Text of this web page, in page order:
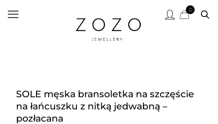
0
SOLE męska bransoletka na szczęście
na łańcuszku z nitką jedwabną –
pozłacana